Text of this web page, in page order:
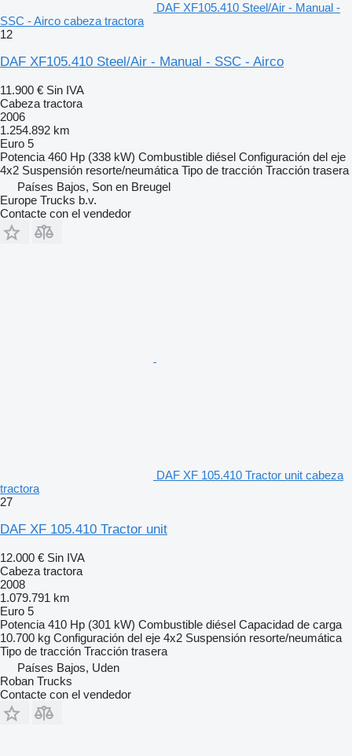
DAF XF105.410 Steel/Air - Manual -
SSC - Airco cabeza tractora
12
DAF XF105.410 Steel/Air - Manual - SSC - Airco
11.900 € Sin IVA
Cabeza tractora
2006
1.254.892 km
Euro 5
Potencia 460 Hp (338 kW) Combustible diésel Configuración del eje
4x2 Suspensión resorte/neumática Tipo de tracción Tracción trasera
Países Bajos, Son en Breugel
Europe Trucks b.v.
Contacte con el vendedor
DAF XF 105.410 Tractor unit cabeza
tractora
27
DAF XF 105.410 Tractor unit
12.000 € Sin IVA
Cabeza tractora
2008
1.079.791 km
Euro 5
Potencia 410 Hp (301 kW) Combustible diésel Capacidad de carga
10.700 kg Configuración del eje 4x2 Suspensión resorte/neumática
Tipo de tracción Tracción trasera
Países Bajos, Uden
Roban Trucks
Contacte con el vendedor